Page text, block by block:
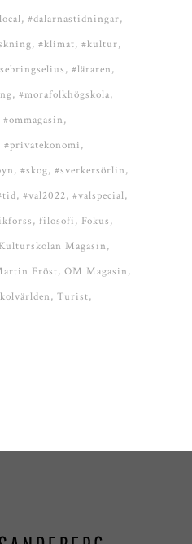
#dalarnastidningar
#klimat #kultur
#läraren
#morafolkhögskola
#ommagasin
#privatekonomi
#skog #sverkersörlin
#val2022 #valspecial
filosofi
Fokus
Kulturskolan Magasin
Fröst OM Magasin
Turist